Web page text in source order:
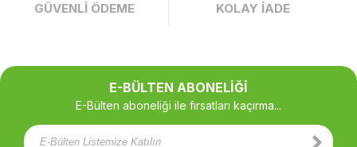
GÜVENLİ ÖDEME KOLAY İADE
E-BÜLTEN ABONELİĞİ
E-Bülten aboneliği ile fırsatları kaçırma...